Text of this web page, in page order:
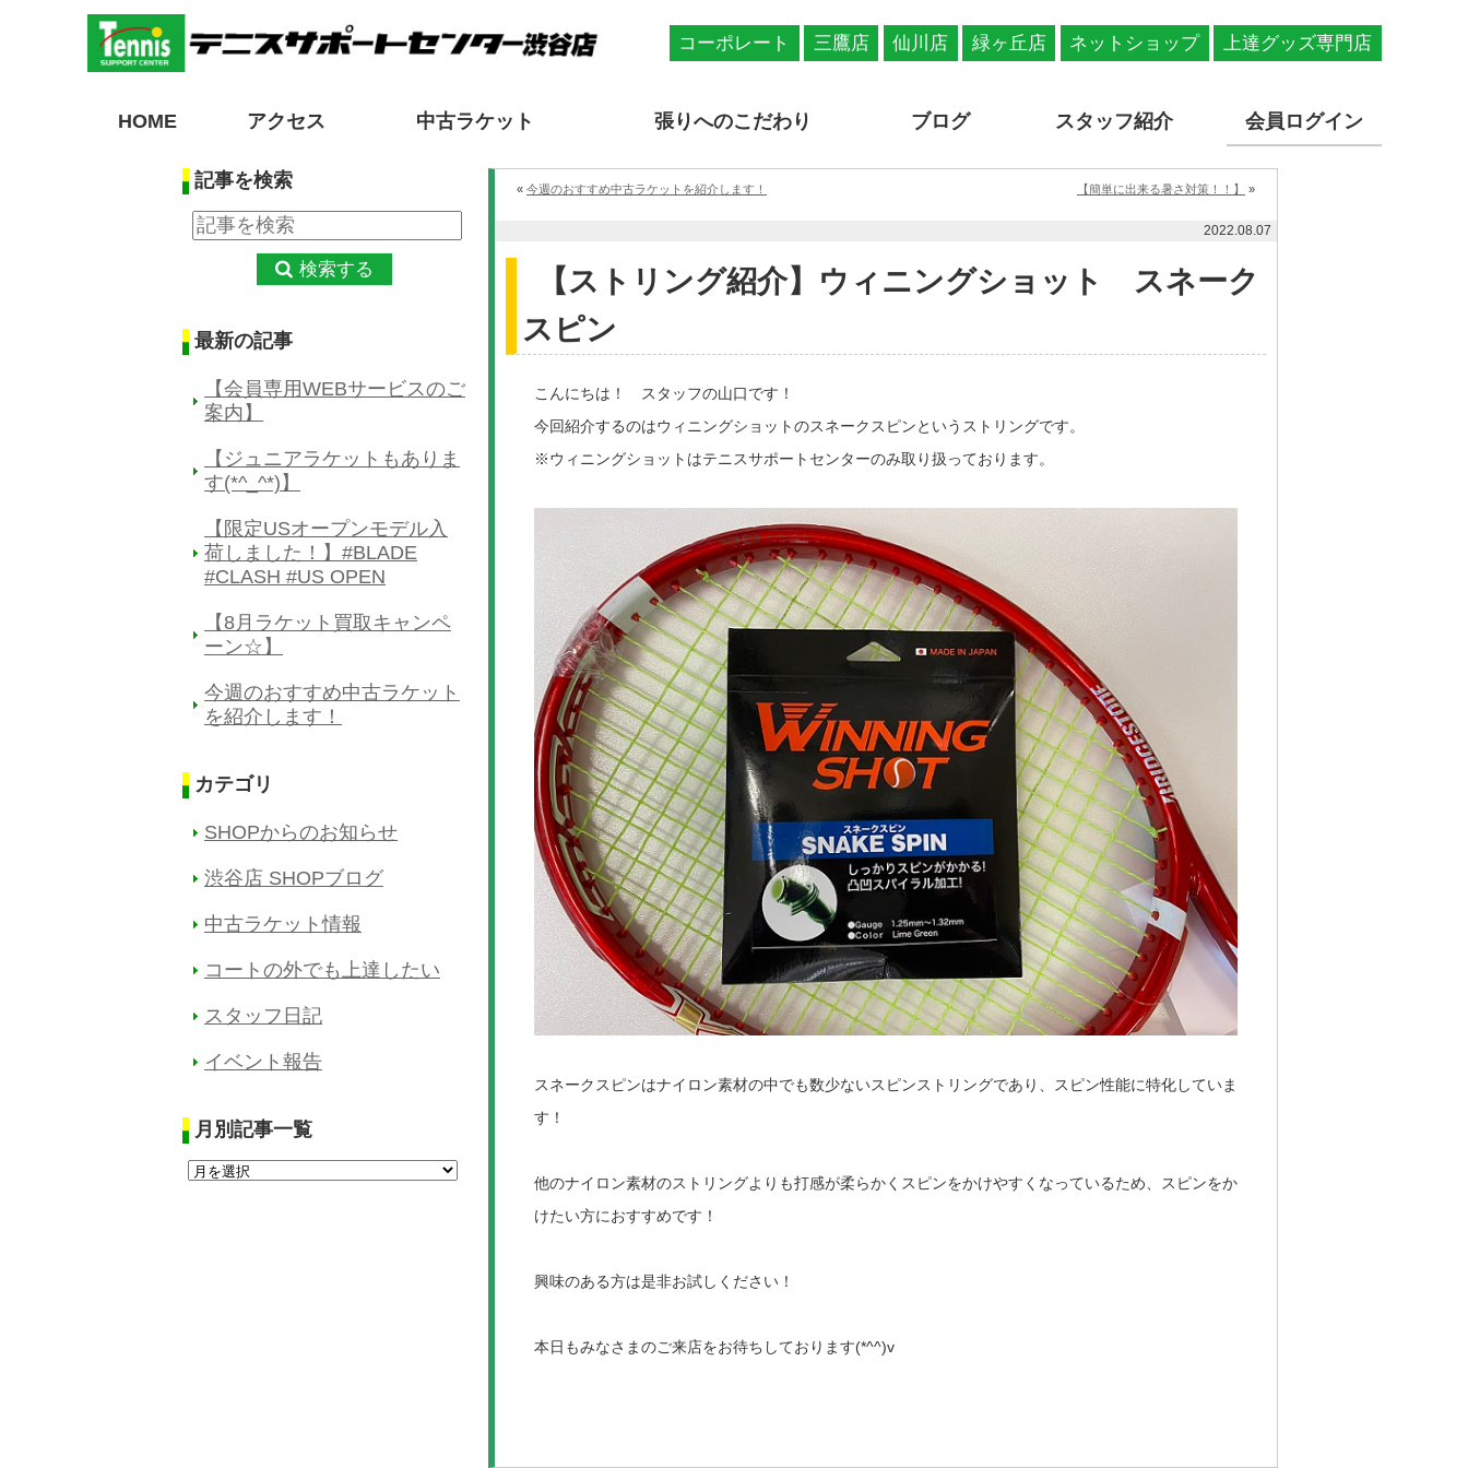
コーポレート 三鷹店 仙川店 緑ヶ丘店 ネットショップ 上達グッズ専門店
HOME アクセス 中古ラケット 張りへのこだわり ブログ スタッフ紹介 会員ログイン
記事を検索
検索する
最新の記事
【会員専用WEBサービスのご
案内】
【ジュニアラケットもありま
す(*^_^*)】
【限定USオープンモデル入
荷しました！】#BLADE
#CLASH #US OPEN
【8月ラケット買取キャンペ
ーン☆】
今週のおすすめ中古ラケット
を紹介します！
カテゴリ
SHOPからのお知らせ
渋谷店 SHOPブログ
中古ラケット情報
コートの外でも上達したい
スタッフ日記
イベント報告
月別記事一覧
« 今週のおすすめ中古ラケットを紹介します！ 【簡単に出来る暑さ対策！！】 »
2022.08.07
【ストリング紹介】ウィニングショット スネーク
スピン
こんにちは！ スタッフの山口です！
今回紹介するのはウィニングショットのスネークスピンというストリングです。
※ウィニングショットはテニスサポートセンターのみ取り扱っております。
スネークスピンはナイロン素材の中でも数少ないスピンストリングであり、スピン性能に特化していま
す！
他のナイロン素材のストリングよりも打感が柔らかくスピンをかけやすくなっているため、スピンをか
けたい方におすすめです！
興味のある方は是非お試しください！
本日もみなさまのご来店をお待ちしております(*^^)v